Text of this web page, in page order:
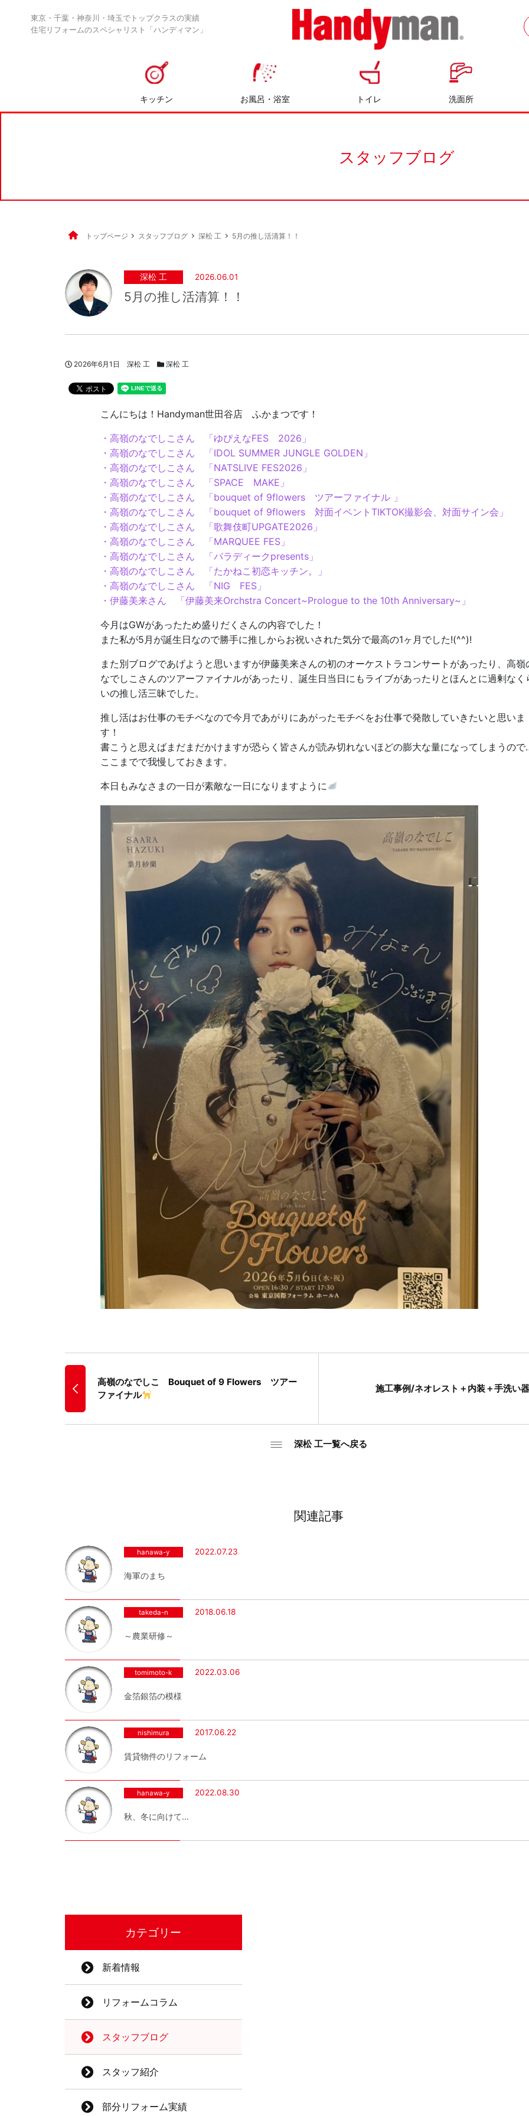
東京・千葉・神奈川・埼玉でトップクラスの実績
住宅リフォームのスペシャリスト「ハンディマン」
お風呂やキッチンのリフォームならハン
キッチン お風呂・浴室 トイレ 洗面所
スタッフブログ
トップページ スタッフブログ 深松 工 5月の推し活清算！！
深松 工 2026.06.01
5月の推し活清算！！
投稿日
2026年6月1日 著者
深松 工 スタッフブログカテゴリー
深松 工
こんにちは！Handyman世田谷店 ふかまつです！
・高嶺のなでしこさん 「ゆぴえなFES 2026」
・高嶺のなでしこさん 「IDOL SUMMER JUNGLE GOLDEN」
・高嶺のなでしこさん 「NATSLIVE FES2026」
・高嶺のなでしこさん 「SPACE MAKE」
・高嶺のなでしこさん 「bouquet of 9flowers ツアーファイナル 」
・高嶺のなでしこさん 「bouquet of 9flowers 対面イベントTIKTOK撮影会、対面サイン会」
・高嶺のなでしこさん 「歌舞伎町UPGATE2026」
・高嶺のなでしこさん 「MARQUEE FES」
・高嶺のなでしこさん 「パラディークpresents」
・高嶺のなでしこさん 「たかねこ初恋キッチン。」
・高嶺のなでしこさん 「NIG FES」
・伊藤美来さん 「伊藤美来Orchstra Concert~Prologue to the 10th Anniversary~」
今月はGWがあったため盛りだくさんの内容でした！
また私が5月が誕生日なので勝手に推しからお祝いされた気分で最高の1ヶ月でした!(^^)!
また別ブログであげようと思いますが伊藤美来さんの初のオーケストラコンサートがあったり、高嶺
なでしこさんのツアーファイナルがあったり、誕生日当日にもライブがあったりとほんとに過剰なく
いの推し活三昧でした。
推し活はお仕事のモチベなので今月であがりにあがったモチベをお仕事で発散していきたいと思いま
す！
書こうと思えばまだまだかけますが恐らく皆さんが読み切れないほどの膨大な量になってしまうの
ここまでで我慢しておきます。
本日もみなさまの一日が素敵な一日になりますように
高嶺のなでしこ Bouquet of 9 Flowers ツアー
ファイナル
施工事例/ネオレスト＋内装＋手洗い
深松 工一覧へ戻る
関連記事
hanawa-y 2022.07.23
海軍のまち
takeda-n 2018.06.18
～農業研修～
tomimoto-k 2022.03.06
金箔銀箔の模様
nishimura 2017.06.22
賃貸物件のリフォーム
hanawa-y 2022.08.30
秋、冬に向けて…
カテゴリー
新着情報
リフォームコラム
スタッフブログ
スタッフ紹介
部分リフォーム実績